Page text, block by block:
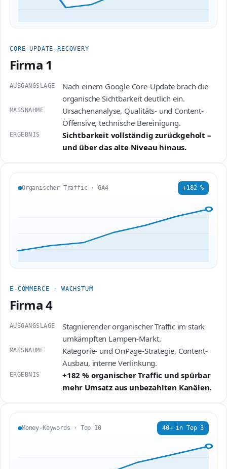
CORE-UPDATE-RECOVERY
Firma 1
AUSGANGSLAGE
Nach einem Google Core-Update brach die
organische Sichtbarkeit deutlich ein.
MASSNAHME
Ursachenanalyse, Qualitäts- und Content-
Offensive, technische Bereinigung.
ERGEBNIS
Sichtbarkeit vollständig zurückgeholt –
und über das alte Niveau hinaus.
Organischer Traffic · GA4 +182 %
E-COMMERCE · WACHSTUM
Firma 4
AUSGANGSLAGE
Stagnierender organischer Traffic im stark
umkämpften Lampen-Markt.
MASSNAHME
Kategorie- und OnPage-Strategie, Content-
Ausbau, interne Verlinkung.
ERGEBNIS
+182 % organischer Traffic und spürbar
mehr Umsatz aus unbezahlten Kanälen.
Money-Keywords · Top 10 40+ in Top 3